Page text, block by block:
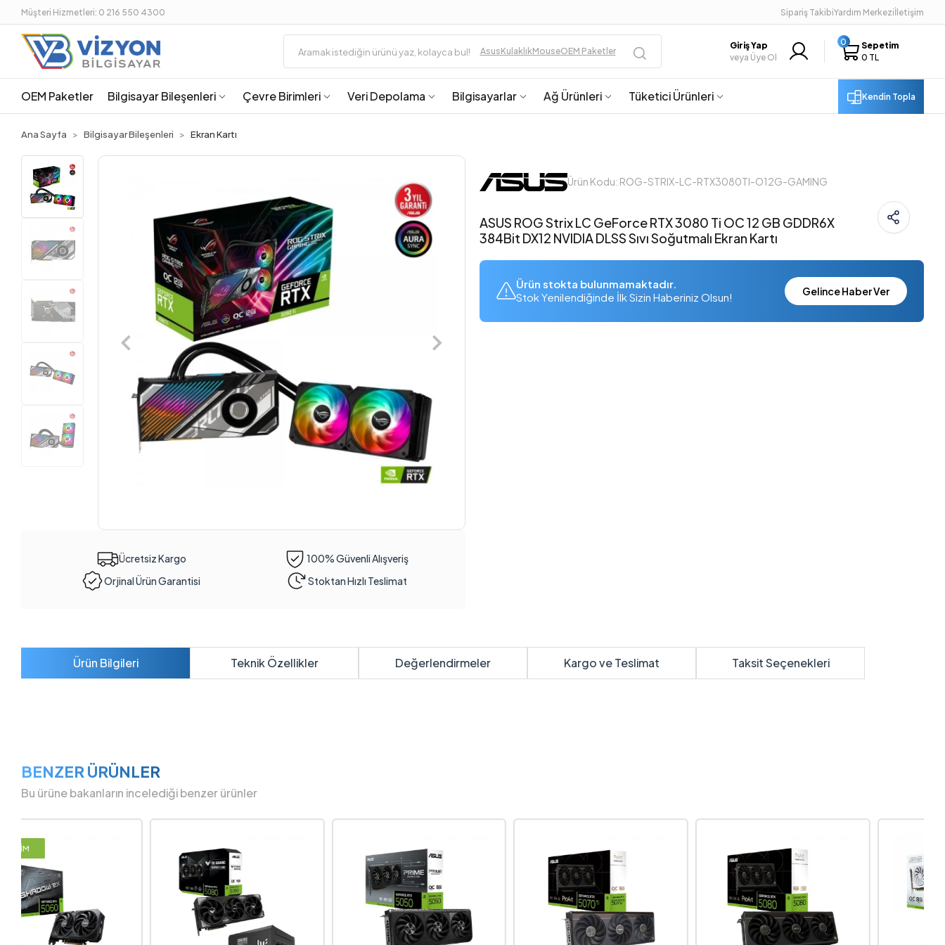
Müşteri Hizmetleri: 0 216 550 4300 Sipariş TakibiYardım Merkeziİletişim
AsusKulaklıkMouseOEM Paketler
Giriş Yap
veya Üye Ol
0
Sepetim
0 TL
OEM Paketler Bilgisayar Bileşenleri Çevre Birimleri Veri Depolama Bilgisayarlar Ağ Ürünleri Tüketici Ürünleri Kendin Topla
Ana Sayfa Bilgisayar Bileşenleri Ekran Kartı
Ücretsiz Kargo
100% Güvenli Alışveriş
Orjinal Ürün Garantisi
Stoktan Hızlı Teslimat
Ürün Kodu: ROG-STRIX-LC-RTX3080TI-O12G-GAMING
ASUS ROG Strix LC GeForce RTX 3080 Ti OC 12 GB GDDR6X
384Bit DX12 NVIDIA DLSS Sıvı Soğutmalı Ekran Kartı
Ürün stokta bulunmamaktadır.
Stok Yenilendiğinde İlk Sizin Haberiniz Olsun!
Gelince Haber Ver
Ürün Bilgileri Teknik Özellikler Değerlendirmeler Kargo ve Teslimat Taksit Seçenekleri
BENZER ÜRÜNLER
Bu ürüne bakanların incelediği benzer ürünler